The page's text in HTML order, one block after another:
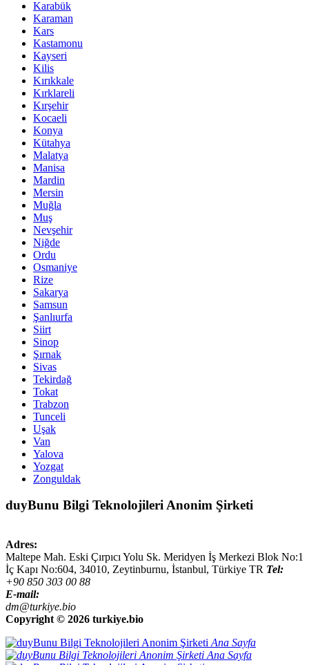
Karabük
Karaman
Kars
Kastamonu
Kayseri
Kilis
Kırıkkale
Kırklareli
Kırşehir
Kocaeli
Konya
Kütahya
Malatya
Manisa
Mardin
Mersin
Muğla
Muş
Nevşehir
Niğde
Ordu
Osmaniye
Rize
Sakarya
Samsun
Şanlıurfa
Siirt
Sinop
Şırnak
Sivas
Tekirdağ
Tokat
Trabzon
Tunceli
Uşak
Van
Yalova
Yozgat
Zonguldak
duyBunu Bilgi Teknolojileri Anonim Şirketi
Adres:
Maltepe Mah. Eski Çırpıcı Yolu Sk. Meridyen İş Merkezi Blok No:1
İç Kapı No:604, 34010, Zeytinburnu, İstanbul, Türkiye TR Tel:
+90 850 303 00 88
E-mail:
dm@turkiye.bio
Copyright © 2026 turkiye.bio
Ana Sayfa
Ana Sayfa